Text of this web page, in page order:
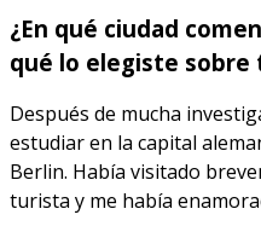
¿En qué ciudad
qué lo elegiste sobre
Después de mucha
estudiar en la capital
Berlin. Había visitado
turista y me había